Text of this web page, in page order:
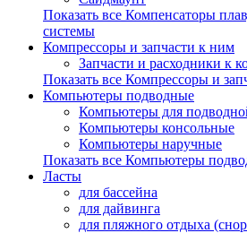
Показать все Компенсаторы
системы
Компрессоры и запчасти к ним
Запчасти и расходники к
Показать все Компрессоры и
Компьютеры подводные
Компьютеры для
Компьютеры консольные
Компьютеры наручные
Показать все Компьютеры
Ласты
для бассейна
для дайвинга
для пляжного отдыха